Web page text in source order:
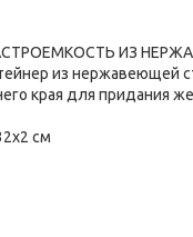
ИЗ
из нержавеющей
края для придания
см